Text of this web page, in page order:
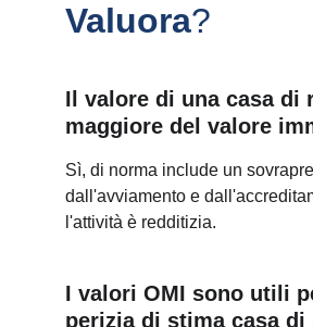
Valuora?
Il valore di una casa di
maggiore del valore
Sì, di norma include un
dall'avviamento e
l'attività è redditizia.
I valori OMI sono utili
perizia di stima casa di